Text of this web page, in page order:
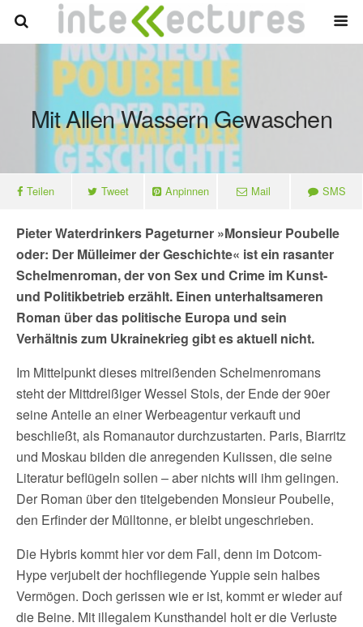
Mit Allen Wassern Gewaschen
Teilen Tweet Anpinnen Mail SMS
Pieter Waterdrinkers Pageturner »Monsieur Poubelle
oder: Der Mülleimer der Geschichte« istein rasanter
Schelmenroman, der von Sex und Crime im Kunst-
und Politikbetrieb erzählt. Einen unterhaltsameren
Roman über das politische Europa und sein
Verhältnis zum Ukrainekrieg gibt es aktuell nicht.
Im Mittelpunkt dieses mitreißenden Schelmenromans
steht der Mittdreißiger Wessel Stols, der Ende der 90er
seine Anteile an einer Werbeagentur verkauft und
beschließt, als Romanautor durchzustarten. Paris, Biarritz
und Moskau bilden die anregenden Kulissen, die seine
Literatur beflügeln sollen – aber nichts will ihm gelingen.
Der Roman über den titelgebenden Monsieur Poubelle,
den Erfinder der Mülltonne, er bleibt ungeschrieben.
Die Hybris kommt hier vor dem Fall, denn im Dotcom-
Hype verjubelt der hochfliegende Yuppie sein halbes
Vermögen. Doch gerissen wie er ist, kommt er wieder auf
die Beine. Mit illegalem Kunsthandel holt er die Verluste